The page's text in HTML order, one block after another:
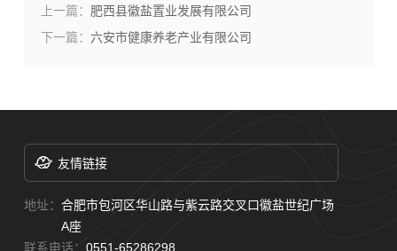
上一篇： 肥西县徽盐置业发展有限公司
下一篇： 六安市健康养老产业有限公司
友情链接
地址： 合肥市包河区华山路与紫云路交叉口徽盐世纪广场
A座
联系电话： 0551-65286298